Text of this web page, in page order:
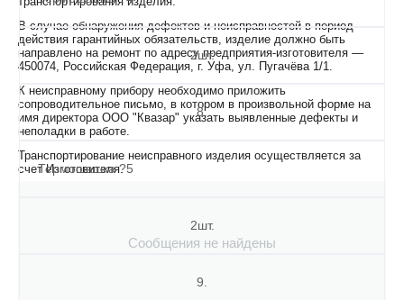
2шт.
8.
Термошашка ?5
2шт.
9.
В случае обнаружения дефектов и неисправностей в период
действия гарантийных обязательств, изделие должно быть
направлено на ремонт по адресу предприятия-изготовителя —
450074, Российская Федерация, г. Уфа, ул. Пугачёва 1/1.
К неисправному прибору необходимо приложить
сопроводительное письмо, в котором в произвольной форме на
имя директора ООО "Квазар" указать выявленные дефекты и
неполадки в работе.
Транспортирование неисправного изделия осуществляется за
счет Изготовителя.
Сообщения не найдены